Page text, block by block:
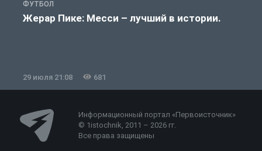
ФУТБОЛ
Жерар Пике: Месси – лучший в истории.
29 июля 21:08 681
Информационный портал «Первоисточник»
© 1istochnik, 2011 – 2026 гг.
Все права защищены